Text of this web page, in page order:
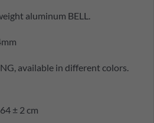
aluminum BELL.
available in different colors.
± 2 cm